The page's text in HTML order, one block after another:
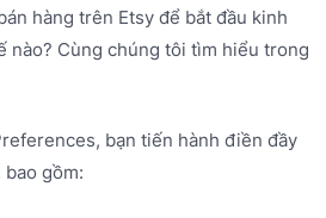
hàng trên Etsy để bắt đầu kinh
nào? Cùng chúng tôi tìm hiểu trong
bạn tiến hành điền đầy
gồm: